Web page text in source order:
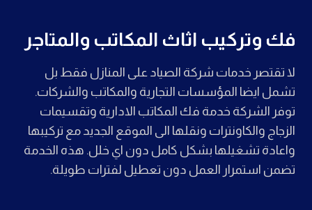
فك وتركيب اثاث المكاتب والمتاجر
لا تقتصر خدمات شركة الصياد على المنازل فقط بل
تشمل ايضا المؤسسات التجارية والمكاتب والشركات.
توفر الشركة خدمة فك المكاتب الادارية وتقسيمات
الزجاج والكاونترات ونقلها الى الموقع الجديد مع تركيبها
واعادة تشغيلها بشكل كامل دون اي خلل. هذه الخدمة
تضمن استمرار العمل دون تعطيل لفترات طويلة.